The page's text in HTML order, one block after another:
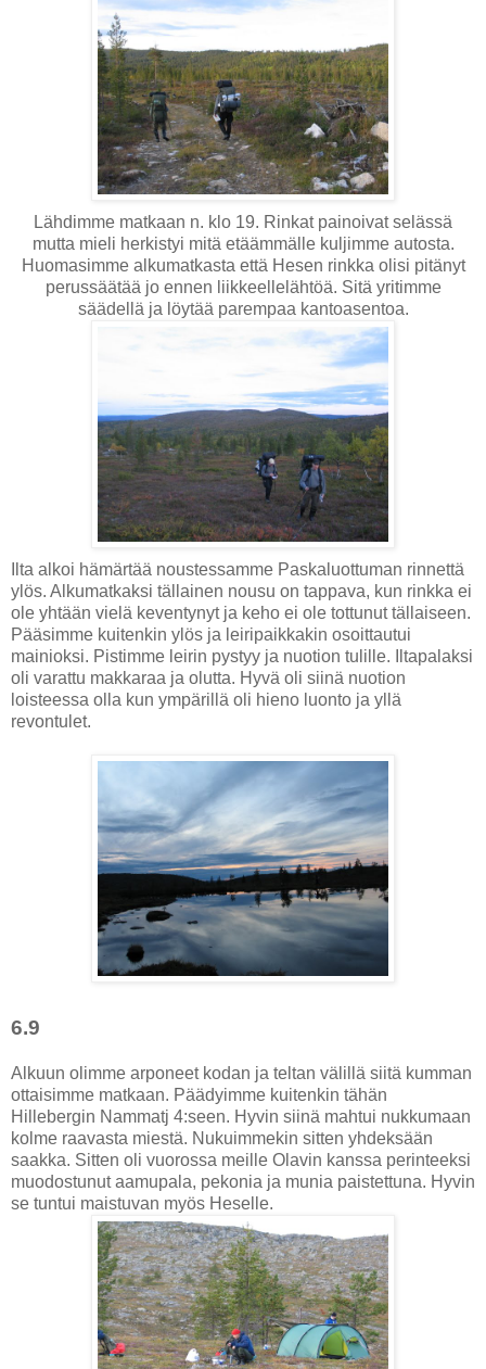
Lähdimme matkaan n. klo 19. Rinkat painoivat selässä
mutta mieli herkistyi mitä etäämmälle kuljimme autosta.
Huomasimme alkumatkasta että Hesen rinkka olisi pitänyt
perussäätää jo ennen liikkeellelähtöä. Sitä yritimme
säädellä ja löytää parempaa kantoasentoa.
Ilta alkoi hämärtää noustessamme Paskaluottuman rinnettä
ylös. Alkumatkaksi tällainen nousu on tappava, kun rinkka ei
ole yhtään vielä keventynyt ja keho ei ole tottunut tällaiseen.
Pääsimme kuitenkin ylös ja leiripaikkakin osoittautui
mainioksi. Pistimme leirin pystyy ja nuotion tulille. Iltapalaksi
oli varattu makkaraa ja olutta. Hyvä oli siinä nuotion
loisteessa olla kun ympärillä oli hieno luonto ja yllä
revontulet.
6.9
Alkuun olimme arponeet kodan ja teltan välillä siitä kumman
ottaisimme matkaan. Päädyimme kuitenkin tähän
Hillebergin Nammatj 4:seen. Hyvin siinä mahtui nukkumaan
kolme raavasta miestä. Nukuimmekin sitten yhdeksään
saakka. Sitten oli vuorossa meille Olavin kanssa perinteeksi
muodostunut aamupala, pekonia ja munia paistettuna. Hyvin
se tuntui maistuvan myös Heselle.